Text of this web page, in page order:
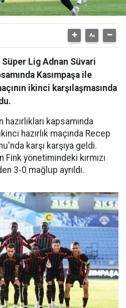
Lig Adnan Süvari
Kasımpaşa ile
ikinci karşılaşmasında
kapsamında
hazırlık maçında Recep
karşı karşıya geldi.
yönetimindeki kırmızı
3-0 mağlup ayrıldı.